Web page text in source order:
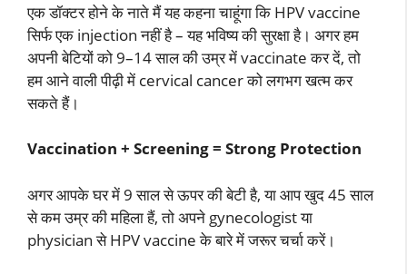
एक डॉक्टर होने के नाते मैं यह कहना चाहूंगा कि HPV vaccine
सिर्फ एक injection नहीं है – यह भविष्य की सुरक्षा है। अगर हम
अपनी बेटियों को 9–14 साल की उम्र में vaccinate कर दें, तो
हम आने वाली पीढ़ी में cervical cancer को लगभग खत्म कर
सकते हैं।
Vaccination + Screening = Strong Protection
अगर आपके घर में 9 साल से ऊपर की बेटी है, या आप खुद 45 साल
से कम उम्र की महिला हैं, तो अपने gynecologist या
physician से HPV vaccine के बारे में जरूर चर्चा करें।